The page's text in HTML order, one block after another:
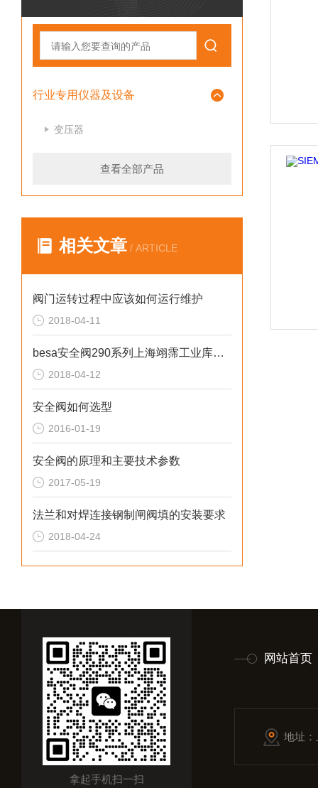
行业专用仪器及设备
变压器
查看全部产品
相关文章 / ARTICLE
阀门运转过程中应该如何运行维护
2018-04-11
besa安全阀290系列上海翊霈工业库存热卖
2018-04-12
安全阀如何选型
2016-01-19
安全阀的原理和主要技术参数
2017-05-19
法兰和对焊连接钢制闸阀填的安装要求
2018-04-24
拿起手机扫一扫
网站首页
地址